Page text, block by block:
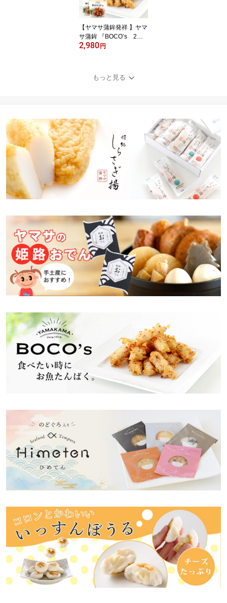
【ヤマサ蒲鉾発祥 】ヤマ
サ蒲鉾 『BOCO’s 2
袋』【冷凍】おつまみ ギ
ニカマ かにかま カニか
ま すり身 フィッシュプ
2,980円
もっと見る